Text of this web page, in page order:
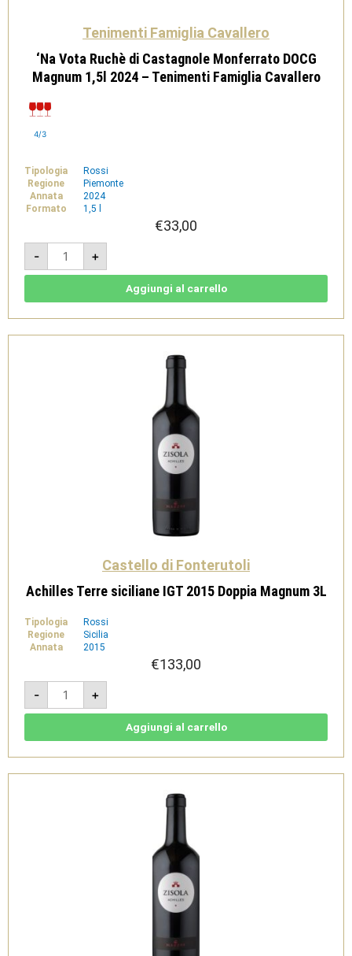
Tenimenti Famiglia Cavallero
‘Na Vota Ruchè di Castagnole Monferrato DOCG
Magnum 1,5l 2024 – Tenimenti Famiglia Cavallero
4/3
Tipologia
Rossi
Regione
Piemonte
Annata
2024
Formato
1,5 l
€33,00
-
'Na
Vota
Ruchè
di
Magnum
2024
+
Aggiungi al carrello
Castello di Fonterutoli
Achilles Terre siciliane IGT 2015 Doppia Magnum 3L
Tipologia
Rossi
Regione
Sicilia
Annata
2015
€133,00
-
Achilles
Terre
siciliane
IGT
3L
+
Aggiungi al carrello